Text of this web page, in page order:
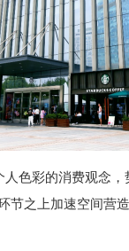
色彩的消费观念
节之上加速空间营